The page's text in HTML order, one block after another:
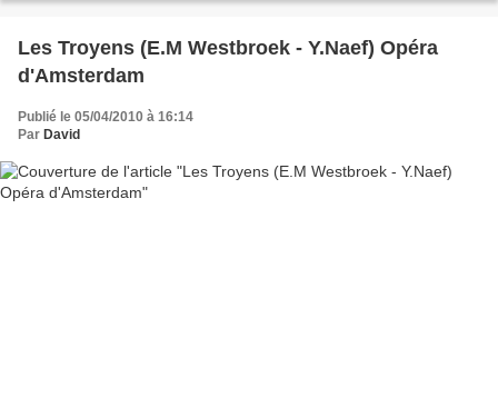
Les Troyens (E.M Westbroek - Y.Naef) Opéra
d'Amsterdam
Publié le 05/04/2010 à 16:14
Par David